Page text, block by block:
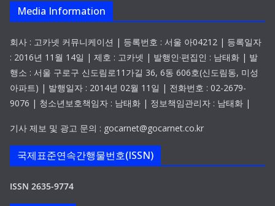
Media Information
회사 : 고카넷 커뮤니케이션 | 등록번호 : 서울 아04212 | 등록일자
: 2016년 11월 14일 | 제호 : 고카넷 | 발행인·편집인 : 남태화 | 발
행소 : 서울 구로구 신도림로11가길 36, 6동 606호(신도림동, 미성
아파트) | 발행일자 : 2014년 02월 11일 | 전화번호 : 02-2679-
9076 | 청소년보호책임자 : 남태화 | 정보책임관리자 : 남태화 |
기사 제보 및 광고 문의 : gocarnet@gocarnet.co.kr
국제표준연속간행물번호(ISSN)
ISSN 2635-9774